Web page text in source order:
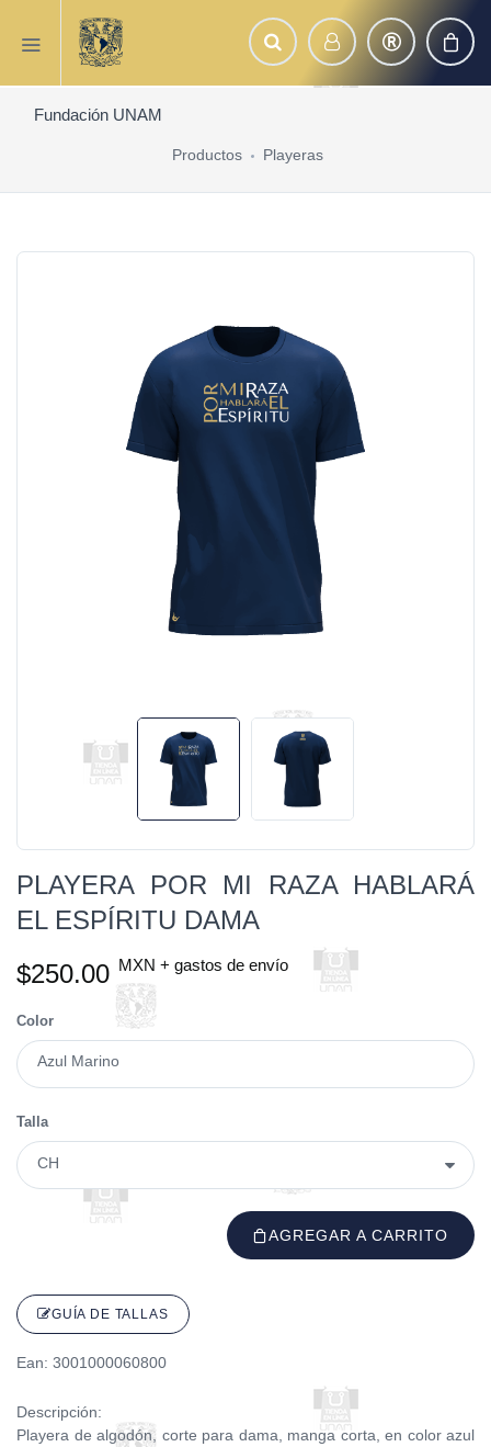
Fundación UNAM
Productos Playeras
PLAYERA POR MI RAZA HABLARÁ
EL ESPÍRITU DAMA
$250.00 MXN + gastos de envío
Color
Azul Marino
Talla
AGREGAR A CARRITO
GUÍA DE TALLAS
Ean: 3001000060800
Descripción:
Playera de algodón, corte para dama, manga corta, en color azul